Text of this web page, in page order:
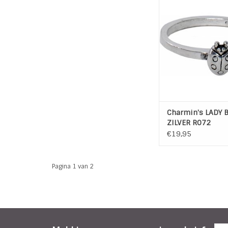
Charmin's.
TOEVOEGEN AAN
Charmin's LADY
ZILVER R072
€19,95
Pagina 1 van 2